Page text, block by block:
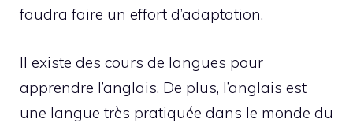
faudra faire un effort d’adaptation.
Il existe des cours de langues pour
apprendre l’anglais. De plus, l’anglais est
une langue très pratiquée dans le monde du